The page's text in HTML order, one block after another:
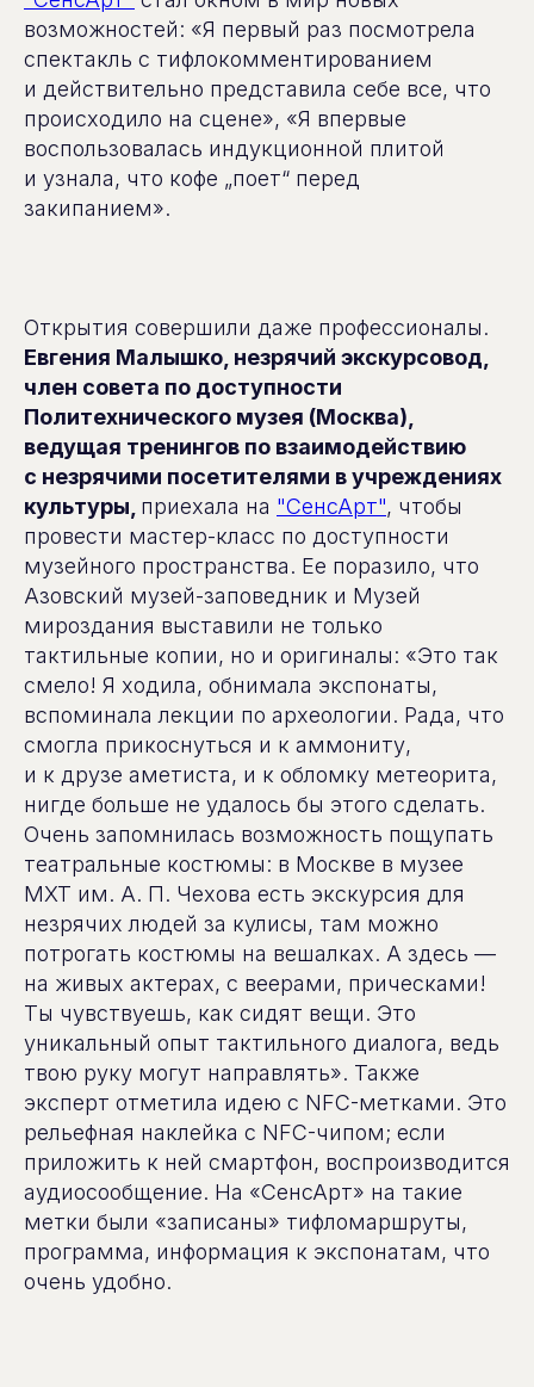
возможностей: «Я первый раз посмотрела
спектакль с тифлокомментированием
и действительно представила себе все, что
происходило на сцене», «Я впервые
воспользовалась индукционной плитой
и узнала, что кофе „поет“ перед
закипанием».
Открытия совершили даже профессионалы.
Евгения Малышко, незрячий экскурсовод,
член совета по доступности
Политехнического музея (Москва),
ведущая тренингов по взаимодействию
с незрячими посетителями в учреждениях
культуры, приехала на "СенсАрт", чтобы
провести мастер-класс по доступности
музейного пространства. Ее поразило, что
Азовский музей-заповедник и Музей
мироздания выставили не только
тактильные копии, но и оригиналы: «Это так
смело! Я ходила, обнимала экспонаты,
вспоминала лекции по археологии. Рада, что
смогла прикоснуться и к аммониту,
и к друзе аметиста, и к обломку метеорита,
нигде больше не удалось бы этого сделать.
Очень запомнилась возможность пощупать
театральные костюмы: в Москве в музее
МХТ им. А. П. Чехова есть экскурсия для
незрячих людей за кулисы, там можно
потрогать костюмы на вешалках. А здесь —
на живых актерах, с веерами, прическами!
Ты чувствуешь, как сидят вещи. Это
уникальный опыт тактильного диалога, ведь
твою руку могут направлять». Также
эксперт отметила идею с NFC-метками. Это
рельефная наклейка с NFC-чипом; если
приложить к ней смартфон, воспроизводится
аудиосообщение. На «СенсАрт» на такие
метки были «записаны» тифломаршруты,
программа, информация к экспонатам, что
очень удобно.